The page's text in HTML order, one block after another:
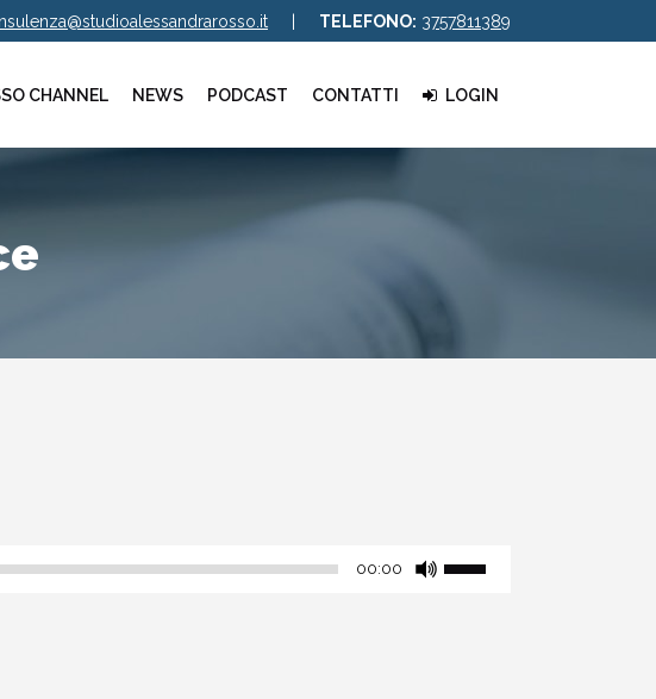
TELEFONO: 3757811389
CHANNEL NEWS PODCAST CONTATTI LOGIN
00:00
Usa